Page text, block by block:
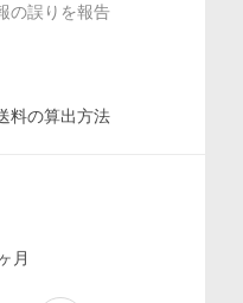
の誤りを報告
料の算出方法
月